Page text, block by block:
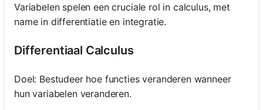
Variabelen spelen een cruciale rol in calculus, met
name in differentiatie en integratie.
Differentiaal Calculus
Doel: Bestudeer hoe functies veranderen wanneer
hun variabelen veranderen.